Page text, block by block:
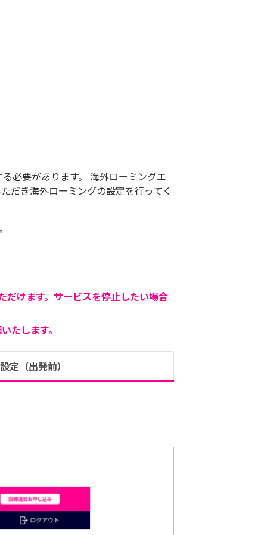
必要があります。 海外ローミングエ
だき海外ローミングの設定を行ってく
だけます。サービスを停止したい場合
たします。
定（出発前）